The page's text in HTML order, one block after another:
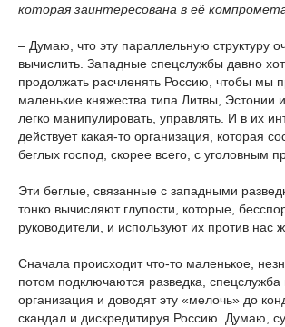
которая заинтересована в её
– Думаю, что эту параллельную структуру
вычислить. Западные спецслужбы давно
продолжать расчленять Россию, чтобы мы
маленькие княжества типа Литвы, Эстонии
легко манипулировать, управлять. И в их
действует какая-то организация, которая
беглых господ, скорее всего, с уголовным
Эти беглые, связанные с западными
тонко вычисляют глупости, которые,
руководители, и используют их против нас
Сначала происходит что-то маленькое,
потом подключаются разведка, спецслужба
организация и доводят эту «мелочь» до
скандал и дискредитируя Россию. Думаю,